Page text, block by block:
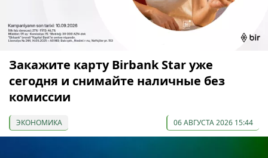
Закажите карту Birbank Star уже
сегодня и снимайте наличные без
комиссии
ЭКОНОМИКА 06 АВГУСТА 2026 15:44